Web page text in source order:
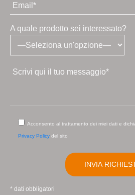
A quale prodotto sei interessato?
Acconsento al trattamento dei miei dati e
Privacy Policy del sito
* dati obbligatori